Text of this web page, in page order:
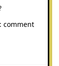
comment